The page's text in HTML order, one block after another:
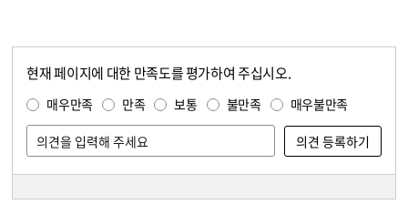
현재 페이지에 대한 만족도를 평가하여 주십시오.
매우만족 만족 보통 불만족 매우불만족